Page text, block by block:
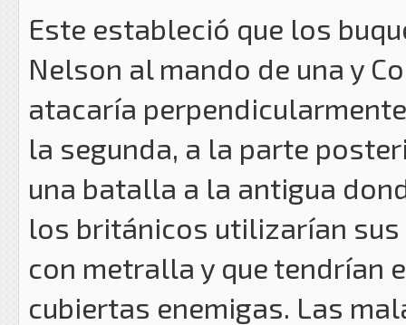
Este estableció que los
Nelson al mando de una y
atacaría
la segunda, a la parte
una batalla a la antigua
los británicos utilizarían
con metralla y que tendrían
cubiertas enemigas. Las